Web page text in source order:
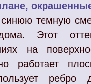
темную
Этот
на
работает
ребро